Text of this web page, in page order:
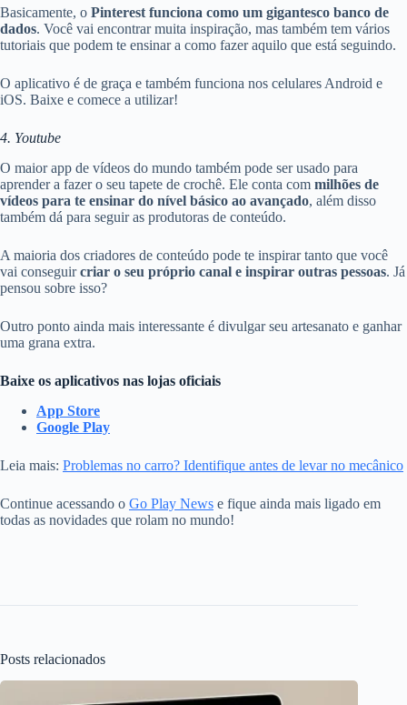
Basicamente, o Pinterest funciona como um gigantesco banco de
dados. Você vai encontrar muita inspiração, mas também tem vários
tutoriais que podem te ensinar a como fazer aquilo que está seguindo.
O aplicativo é de graça e também funciona nos celulares Android e
iOS. Baixe e comece a utilizar!
4. Youtube
O maior app de vídeos do mundo também pode ser usado para
aprender a fazer o seu tapete de crochê. Ele conta com milhões de
vídeos para te ensinar do nível básico ao avançado, além disso
também dá para seguir as produtoras de conteúdo.
A maioria dos criadores de conteúdo pode te inspirar tanto que você
vai conseguircriar o seu próprio canal e inspirar outras pessoas. Já
pensou sobre isso?
Outro ponto ainda mais interessante é divulgar seu artesanato e ganhar
uma grana extra.
Baixe os aplicativos nas lojas oficiais
App Store
Google Play
Leia mais: Problemas no carro? Identifique antes de levar no mecânico
Continue acessando o Go Play News e fique ainda mais ligado em
todas as novidades que rolam no mundo!
Posts relacionados